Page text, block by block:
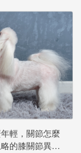
輕，關節怎麼
的膝關節異位